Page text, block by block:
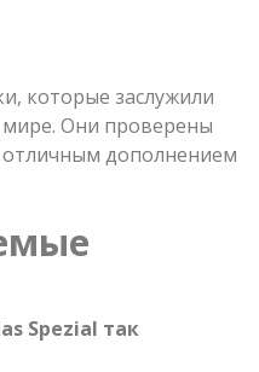
которые заслужили
мире. Они проверены
дополнением
Spezial так